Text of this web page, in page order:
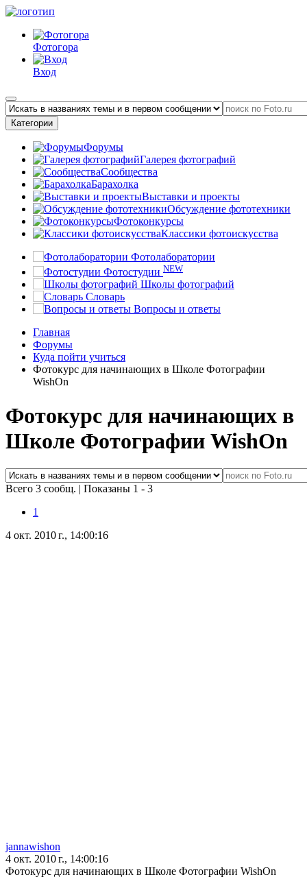
Фотогора
Вход
Категории
Форумы
Галерея фотографий
Сообщества
Барахолка
Выставки и проекты
Обсуждение фототехники
Фотоконкурсы
Классики фотоискусства
Фотолаборатории
Фотостудии NEW
Школы фотографий
Словарь
Вопросы и ответы
Главная
Форумы
Куда пойти учиться
Фотокурс для начинающих в Школе Фотографии
WishOn
Фотокурс для начинающих в
Школе Фотографии WishOn
Всего 3 сообщ. | Показаны 1 - 3
1
4 окт. 2010 г., 14:00:16
jannawishon
4 окт. 2010 г., 14:00:16
Фотокурс для начинающих в Школе Фотографии WishOn